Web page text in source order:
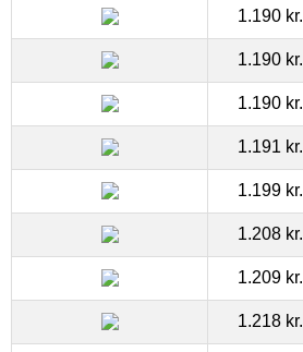
1.190 kr.
1.190 kr.
1.190 kr.
1.191 kr.
1.199 kr.
1.208 kr.
1.209 kr.
1.218 kr.